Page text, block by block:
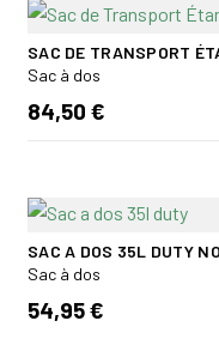
SAC DE TRANSPORT
Sac à dos
84,50 €
SAC A DOS 35L DUTY
Sac à dos
54,95 €